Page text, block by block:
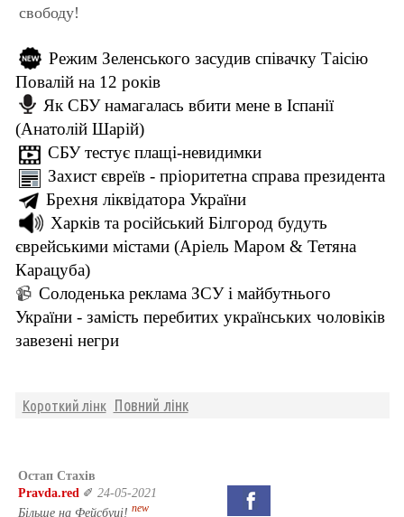
свободу!
Режим Зеленського засудив співачку Таісію
Повалій на 12 років
Як СБУ намагалась вбити мене в Іспанії
(Анатолій Шарій)
СБУ тестує плащі-невидимки
Захист євреїв - пріоритетна справа президента
Брехня ліквідатора України
Харків та російський Білгород будуть
єврейськими містами (Аріель Маром & Тетяна
Карацуба)
📹 Солоденька реклама ЗСУ і майбутнього
України - замість перебитих українських чоловіків
завезені негри
Короткий лінк Повний лінк
Остап Стахів
Pravda.red ✐ 24-05-2021
Більше на Фейсбуці! new